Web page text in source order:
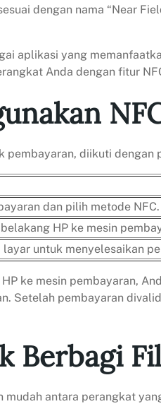
dengan nama “Near
aplikasi yang
Anda dengan fitur
diikuti dengan
dan pilih metode NFC.
HP ke mesin
untuk menyelesaikan
ke mesin pembayaran,
Setelah pembayaran
Berbagi
antara perangkat